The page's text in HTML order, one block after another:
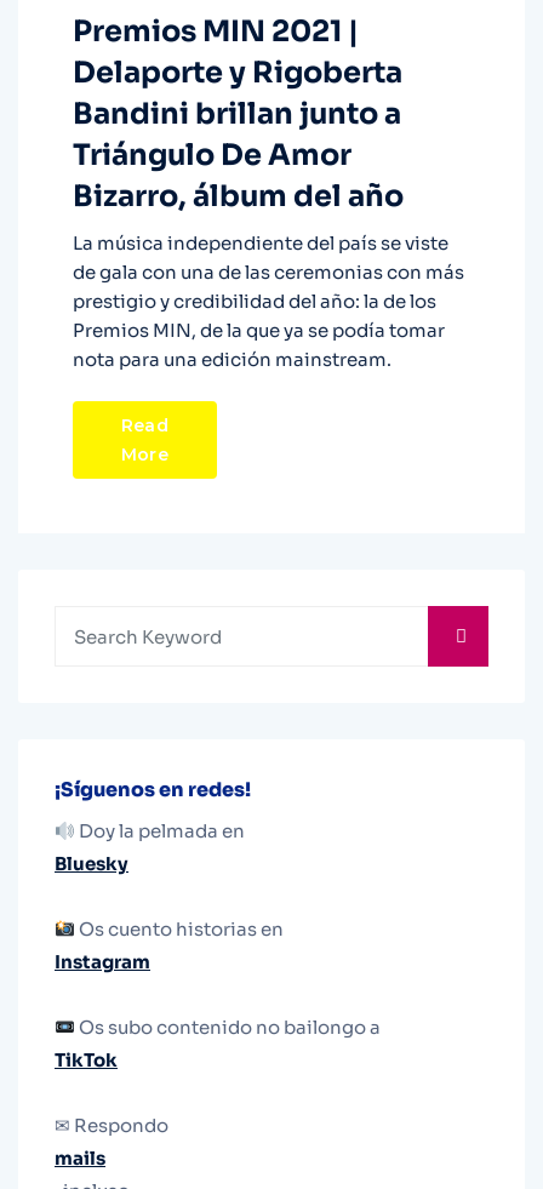
Premios MIN 2021 |
Delaporte y Rigoberta
Bandini brillan junto a
Triángulo De Amor
Bizarro, álbum del año
La música independiente del país se viste
de gala con una de las ceremonias con más
prestigio y credibilidad del año: la de los
Premios MIN, de la que ya se podía tomar
nota para una edición mainstream.
Read
More
¡Síguenos en redes!
Doy la pelmada en
Bluesky
Os cuento historias en
Instagram
Os subo contenido no bailongo a
TikTok
✉ Respondo
mails